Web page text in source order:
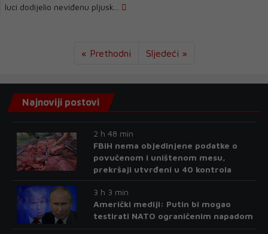
luci dodijelio neviđenu pljusk...
« Prethodni Sljedeći »
Najnoviji postovi
2 h 48 min
FBiH nema objedinjene podatke o
povučenom i uništenom mesu,
prekršaji utvrđeni u 40 kontrola
3 h 3 min
Američki mediji: Putin bi mogao
testirati NATO ograničenim napadom